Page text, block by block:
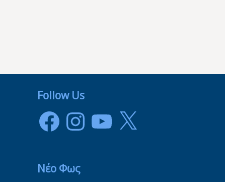
Follow Us
FacebookInstagramYouTube
X
Νέο Φως